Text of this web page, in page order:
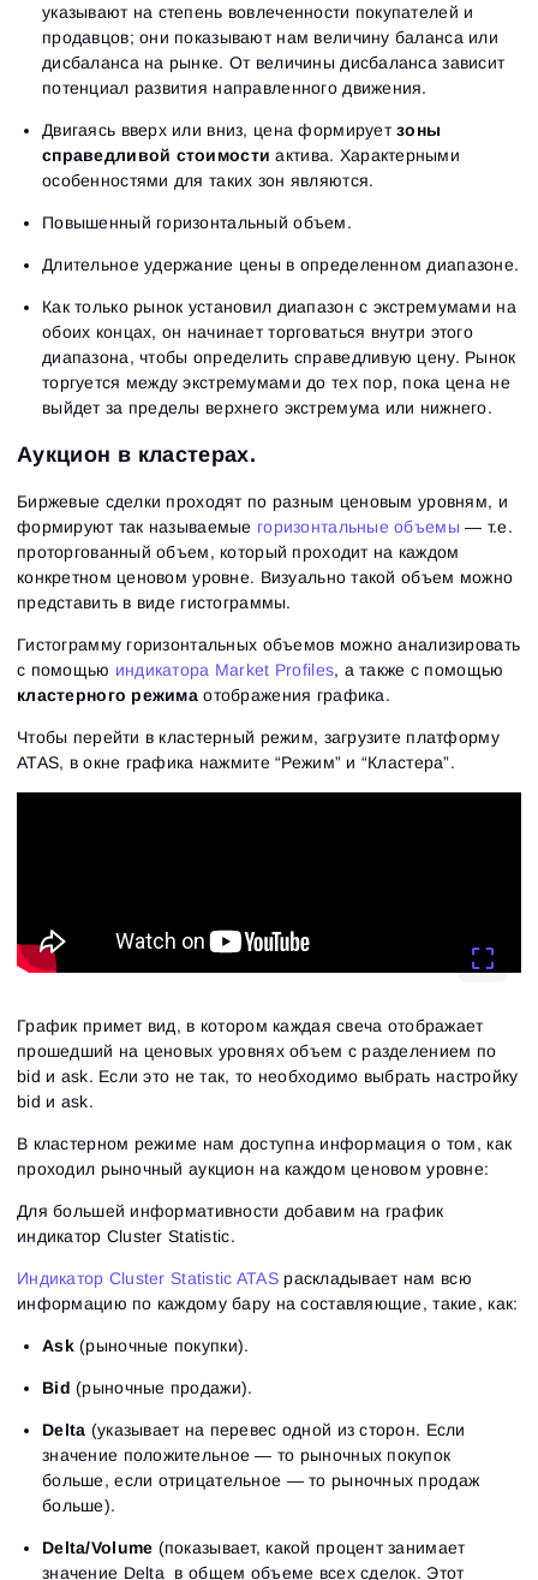
указывают на степень вовлеченности покупателей и
продавцов; они показывают нам величину баланса или
дисбаланса на рынке. От величины дисбаланса зависит
потенциал развития направленного движения.
Двигаясь вверх или вниз, цена формируетзоны
справедливой стоимости актива. Характерными
особенностями для таких зон являются.
Повышенный горизонтальный объем.
Длительное удержание цены в определенном диапазоне.
Как только рынок установил диапазон с экстремумами на
обоих концах, он начинает торговаться внутри этого
диапазона, чтобы определить справедливую цену. Рынок
торгуется между экстремумами до тех пор, пока цена не
выйдет за пределы верхнего экстремума или нижнего.
Аукцион в кластерах.
Биржевые сделки проходят по разным ценовым уровням, и
формируют так называемые горизонтальные объемы— т.е.
проторгованный объем, который проходит на каждом
конкретном ценовом уровне. Визуально такой объем можно
представить в виде гистограммы.
Гистограмму горизонтальных объемов можно анализировать
с помощью индикатора Market Profiles, а также с помощью
кластерного режимаотображения графика.
Чтобы перейти в кластерный режим, загрузите платформу
ATAS, в окне графика нажмите “Режим” и “Кластера”.
График примет вид, в котором каждая свеча отображает
прошедший на ценовых уровнях объем с разделением по
bid и ask. Если это не так, то необходимо выбрать настройку
bid и ask.
В кластерном режиме нам доступна информация о том, как
проходил рыночный аукцион на каждом ценовом уровне:
Для большей информативности добавим на график
индикатор Cluster Statistic.
Индикатор Cluster Statistic ATAS раскладывает нам всю
информацию по каждому бару на составляющие, такие, как:
Ask(рыночные покупки).
Bid (рыночные продажи).
Delta (указывает на перевес одной из сторон. Если
значение положительное — то рыночных покупок
больше, если отрицательное — то рыночных продаж
больше).
Delta/Volume (показывает, какой процент занимает
значение Delta в общем объеме всех сделок. Этот